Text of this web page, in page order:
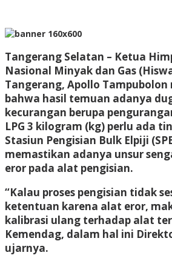
Tangerang Selatan – Ketua
Nasional Minyak dan Gas
Tangerang, Apollo
bahwa hasil temuan adanya
kecurangan berupa
LPG 3 kilogram (kg) perlu ada
Stasiun Pengisian Bulk Elpiji
memastikan adanya unsur
eror pada alat pengisian.
“Kalau proses pengisian tidak
ketentuan karena alat eror,
kalibrasi ulang terhadap alat
Kemendag, dalam hal ini
ujarnya.